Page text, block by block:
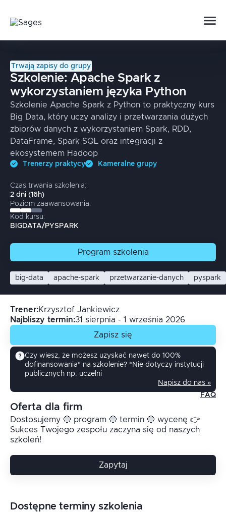
Trwają zapisy do grupy
Szkolenie: Apache Spark z
wykorzystaniem języka Python
Szkolenie Apache Spark z Python to praktyczny kurs
Big Data, który uczy analizy i przetwarzania dużych
zbiorów danych z wykorzystaniem Spark, RDD,
DataFrame, Spark SQL oraz integracji z
ekosystemem Hadoop
Trenerzy praktycy Kameralne grupy
Czas trwania szkolenia:
2 dni (16 h)
Poziom zaawansowania:
Kod kursu:
BIGDATA/PYSPARK
Program szkolenia
big-data apache-spark przetwarzanie-danych pyspark
Trener:Krzysztof Jankiewicz
Najbliszy termin:31 sierpnia - 1 września 2026
Zapisz się
Czy wiesz, że możesz uzyskać nawet do 100%
dofinansowania* na szkolenie? *Nie dotyczy instytucji
publicznych np. uczelni
Napisz do nas »
FAQ
Oferta dla firm
Dostosujemy 🔵 program 🔵 termin 🔵 wycenę 👉
Sukces Twojego zespołu zaczyna się od naszych
szkoleń!
Zapytaj
Dostępne terminy szkolenia